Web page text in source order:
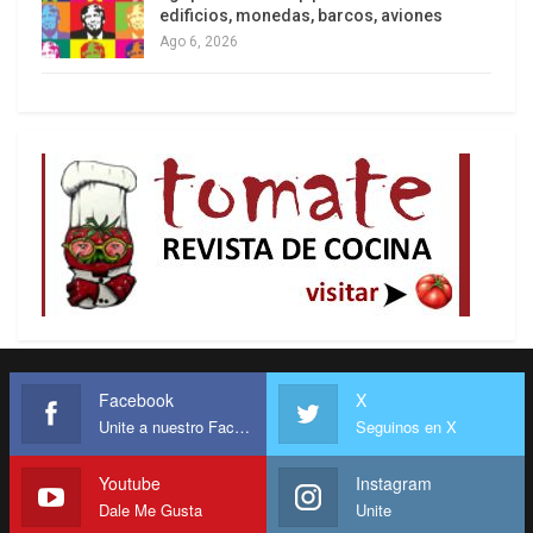
político.
Existe también una forma “mixta” como la que
bicamerales y judiciales, que varía según la
naturaleza de los delitos por los cuales el
mandatario esté siendo acusado. La Constitución
distingue entre “crímenes de responsabilidad”,
establecidos como los delitos del presidente
contra la Constitución, en especial
aquellos que: I) amenacen la existencia de la
Unión; II) el libre ejercicio del Poder Legislativo,
del Poder Judicial, del Ministerio Público y de los
Poderes constitucionales de las unidades de la
Federación; III) el ejercicio de los derechos
políticos, individuales y sociales; IV) la seguridad
edificios, monedas, barcos, aviones
Ago 6, 2026
Facebook
Unite a nuestro Facebook
X
Seguinos en X
Youtube
Dale Me Gusta
Instagram
Unite